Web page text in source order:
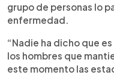
grupo de personas lo
enfermedad.
“Nadie ha dicho que
los hombres que
este momento las